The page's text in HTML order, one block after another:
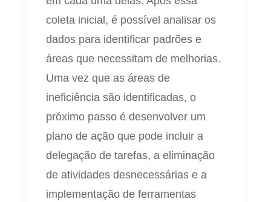
coleta inicial, é possível analisar os
dados para identificar padrões e
áreas que necessitam de melhorias.
Uma vez que as áreas de
ineficiência são identificadas, o
próximo passo é desenvolver um
plano de ação que pode incluir a
delegação de tarefas, a eliminação
de atividades desnecessárias e a
implementação de ferramentas